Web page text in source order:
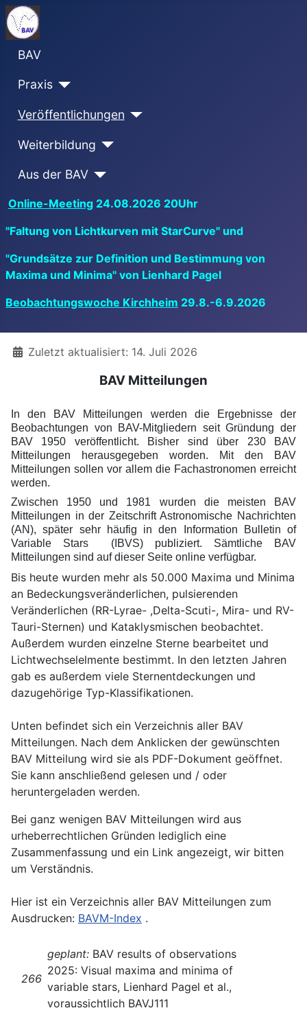
BAV
Praxis
Veröffentlichungen
Weiterbildung
Aus der BAV
Online-Meeting 24.08.2026 20Uhr
"Faltung von Lichtkurven mit StarCurve" und
"Grundsätze zur Definition und Bestimmung von
Maxima und Minima" von Lienhard Pagel
Beobachtungswoche Kirchheim 29.8.-6.9.2026
DetailsZuletzt aktualisiert: 14. Juli 2026
BAV Mitteilungen
In den BAV Mitteilungen werden die Ergebnisse der
Beobachtungen von BAV-Mitgliedern seit Gründung der
BAV 1950 veröffentlicht. Bisher sind über 230 BAV
Mitteilungen herausgegeben worden. Mit den BAV
Mitteilungen sollen vor allem die Fachastronomen erreicht
werden.
Zwischen 1950 und 1981 wurden die meisten BAV
Mitteilungen in der Zeitschrift Astronomische Nachrichten
(AN), später sehr häufig in den Information Bulletin of
Variable Stars (IBVS) publiziert. Sämtliche BAV
Mitteilungen sind auf dieser Seite online verfügbar.
Bis heute wurden mehr als 50.000 Maxima und Minima
an Bedeckungsveränderlichen, pulsierenden
Veränderlichen (RR-Lyrae- ,Delta-Scuti-, Mira- und RV-
Tauri-Sternen) und Kataklysmischen beobachtet.
Außerdem wurden einzelne Sterne bearbeitet und
Lichtwechselelmente bestimmt. In den letzten Jahren
gab es außerdem viele Sternentdeckungen und
dazugehörige Typ-Klassifikationen.
Unten befindet sich ein Verzeichnis aller BAV
Mitteilungen. Nach dem Anklicken der gewünschten
BAV Mitteilung wird sie als PDF-Dokument geöffnet.
Sie kann anschließend gelesen und / oder
heruntergeladen werden.
Bei ganz wenigen BAV Mitteilungen wird aus
urheberrechtlichen Gründen lediglich eine
Zusammenfassung und ein Link angezeigt, wir bitten
um Verständnis.
Hier ist ein Verzeichnis aller BAV Mitteilungen zum
Ausdrucken: BAVM-Index .
266
geplant: BAV results of observations
2025: Visual maxima and minima of
variable stars, Lienhard Pagel et al.,
voraussichtlich BAVJ111